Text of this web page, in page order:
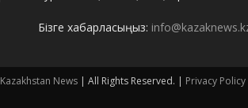
Бізге хабарласыңыз:
Kazakhstan News | All Rights Reserved. | Privacy Policy